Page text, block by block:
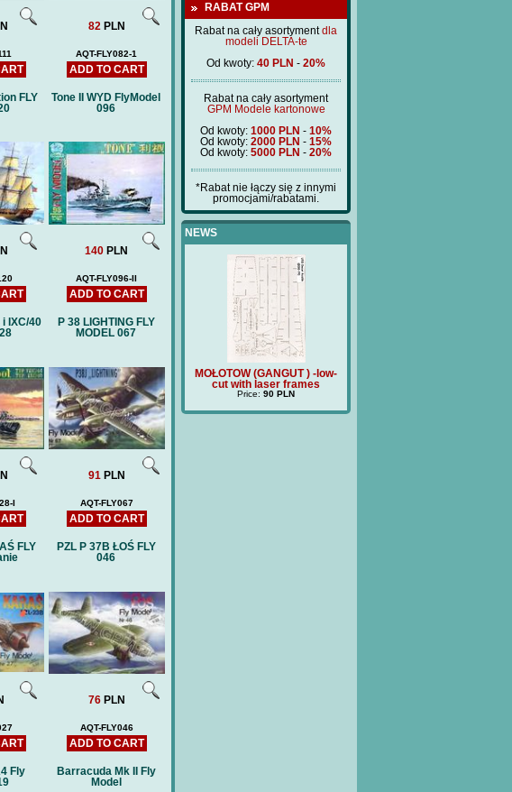
82PLN
AQT-FLY082-1
ADD TO CART
FLY
Tone II WYD FlyModel
096
140 PLN
AQT-FLY096-II
ADD TO CART
IXC/40
I
P 38 LIGHTING FLY
MODEL 067
91PLN
AQT-FLY067
ADD TO CART
FLY
PZL P 37B ŁOŚ FLY
046
76PLN
AQT-FLY046
ADD TO CART
Fly
Barracuda Mk II Fly
Model
RABAT GPM
Rabat na cały asortymentdla
modeli DELTA-te
Od kwoty: 40 PLN - 20%
Rabat na cały asortyment
GPM Modele kartonowe
Od kwoty: 1000 PLN - 10%
Od kwoty: 2000 PLN - 15%
Od kwoty: 5000 PLN - 20%
*Rabat nie łączy się z innymi
promocjami/rabatami.
NEWS
with
MOŁOTOW (GANGUT ) -low-
cut with laser frames
Price:40 PLN
MOŁOTOW (GANGUT ) -low-
cut with laser frames
Price: 90 PLN